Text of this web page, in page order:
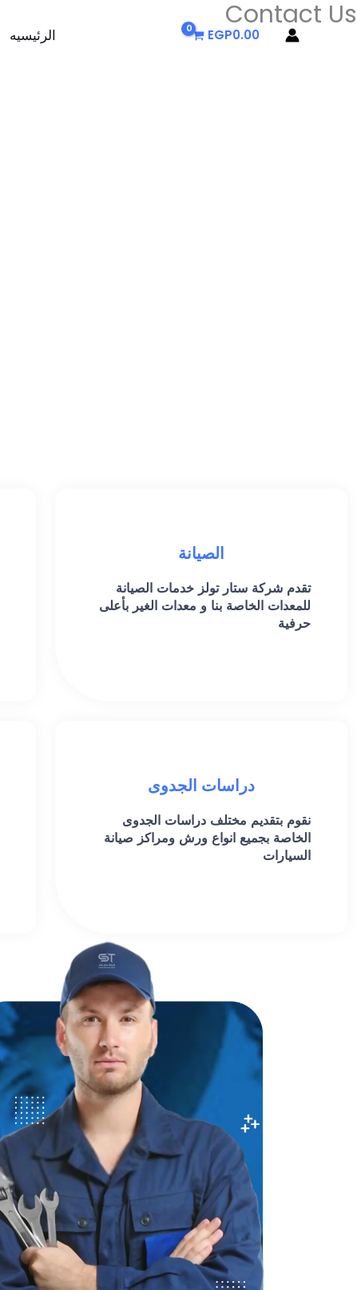
تخطي
EGP0.00 الرئيسيه
Contact Us
الصيانة
تقدم شركة ستار تولز خدمات الصيانة
للمعدات الخاصة بنا و معدات الغير بأعلى
حرفية
دراسات الجدوى
نقوم بتقديم مختلف دراسات الجدوى
الخاصة بجميع انواع ورش ومراكز صيانة
السيارات